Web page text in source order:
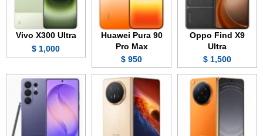
Oppo Find X9
Ultra
1,500 $
Huawei Pura 90
Pro Max
950 $
Vivo X300 Ultra
1,000 $